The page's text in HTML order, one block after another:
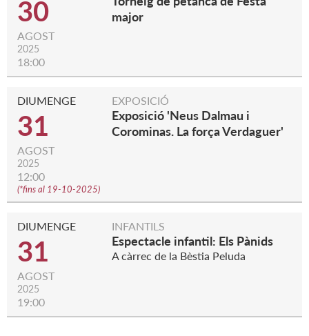
30
AGOST
2025
18:00
major
DIUMENGE
31
AGOST
2025
12:00
(*fins al 19-10-2025)
EXPOSICIÓ
Exposició 'Neus Dalmau i
Corominas. La força Verdaguer'
DIUMENGE
31
AGOST
2025
19:00
INFANTILS
Espectacle infantil: Els Pànids
A càrrec de la Bèstia Peluda